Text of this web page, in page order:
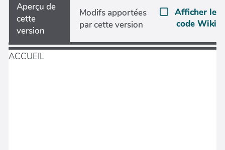
Aperçu de
cette
version
Modifs apportées
par cette version
Afficher le
code Wiki